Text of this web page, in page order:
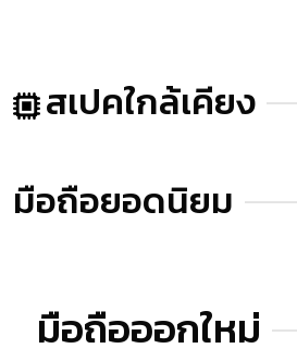
สเปคใกล้เคียง
มือถือยอดนิยม
มือถือออกใหม่